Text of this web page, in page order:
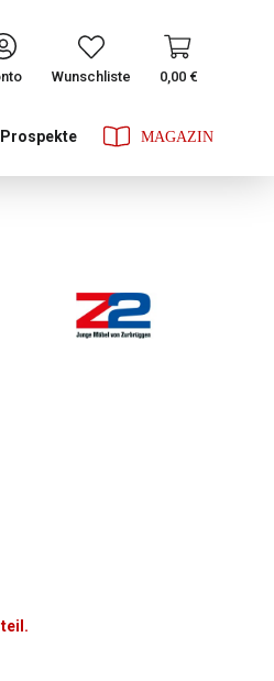
CONTINUE
Wunschliste 0,00 €
Prospekte